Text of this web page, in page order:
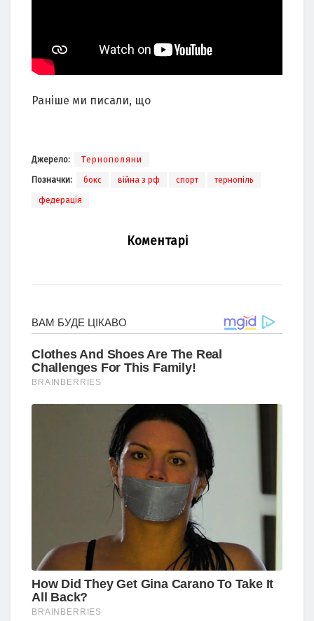
Раніше ми писали, що
Джерело: Тернополяни
Позначки: бокс війна з рф спорт тернопіль
федерація
Коментарі